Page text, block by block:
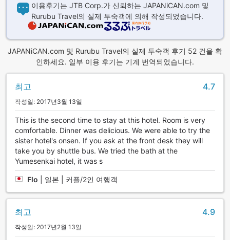
이용후기는 JTB Corp.가 신뢰하는 JAPANiCAN.com 및
Rurubu Travel의 실제 투숙객에 의해 작성되었습니다.
JAPANiCAN.com 및 Rurubu Travel의 실제 투숙객 후기 52 건을 확
인하세요. 일부 이용 후기는 기계 번역되었습니다.
최고 4.7
작성일: 2017년3월 13일
This is the second time to stay at this hotel. Room is very
comfortable. Dinner was delicious. We were able to try the
sister hotel's onsen. If you ask at the front desk they will
take you by shuttle bus. We tried the bath at the
Yumesenkai hotel, it was s
Flo 일본 | 커플/2인 여행객
최고 4.9
작성일: 2017년2월 13일